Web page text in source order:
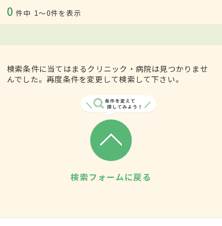
0 件中 1〜0件を表示
検索条件に当てはまるクリニック・病院は見つかりませ
んでした。再度条件を変更して検索して下さい。
検索フォームに戻る